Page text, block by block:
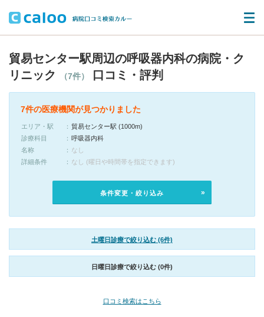
貿易センター駅周辺の呼吸器内科の病院・ク
リニック
（7件） 口コミ・評判
7件の医療機関が見つかりました
エリア・駅
貿易センター駅 (1000m)
診療科目
呼吸器内科
名称
なし
詳細条件
なし (曜日や時間帯を指定できます)
条件変更・絞り込み
土曜日診療で絞り込む (6件)
日曜日診療で絞り込む (0件)
口コミ検索はこちら